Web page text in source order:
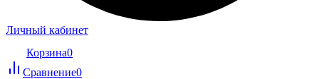
Личный кабинет
Корзина0
Сравнение0